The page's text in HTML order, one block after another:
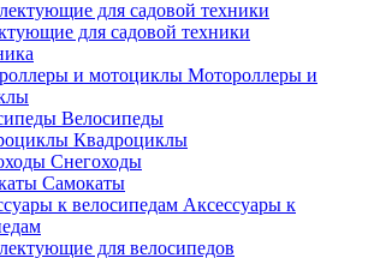
для садовой техники
Мотороллеры и
Велосипеды
Квадроциклы
Снегоходы
Самокаты
Аксессуары к